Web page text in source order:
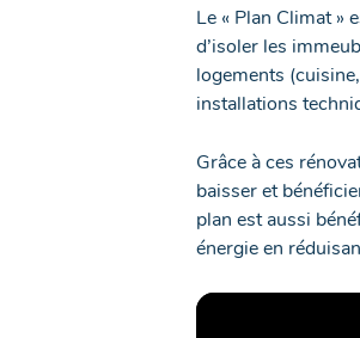
Le « Plan Climat »
d’isoler les
logements
installations
Grâce à ces
baisser et
plan est aussi
énergie en